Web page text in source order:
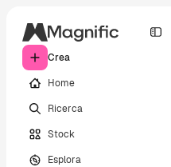
Crea
Home
Ricerca
Stock
Esplora